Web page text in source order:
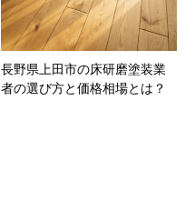
長野県上田市の床研磨塗装業
者の選び方と価格相場とは？